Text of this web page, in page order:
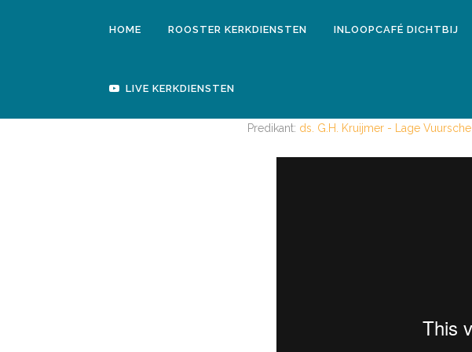
HOME ROOSTER KERKDIENSTEN INLOOPCAFÉ DICHTBIJ
LIVE KERKDIENSTEN
Predikant: ds. G.H. Kruijmer - Lage Vuursche